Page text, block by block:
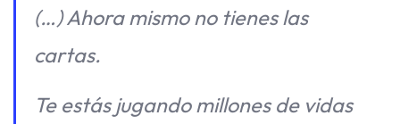
(…) Ahora mismo no tienes las
cartas.
Te estás jugando millones de vidas